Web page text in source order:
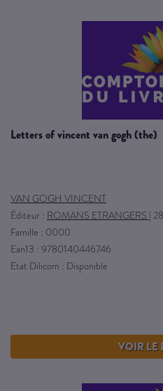
letters of vincent van gogh (the)
VAN GOGH VINCENT
Éditeur : ROMANS ETRANGERS |
Famille : 0000
Ean13 : 9780140446746
Etat Dilicom : Disponible
VOIR LE